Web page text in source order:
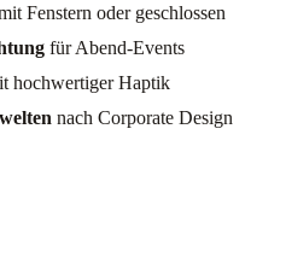
Fenstern oder geschlossen
für Abend-Events
hochwertiger Haptik
nach Corporate Design